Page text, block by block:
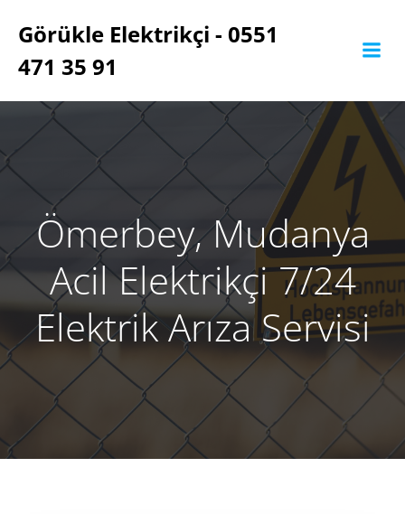
geç
Görükle Elektrikçi - 0551
471 35 91
Ömerbey, Mudanya
Acil Elektrikçi 7/24
Elektrik Arıza Servisi